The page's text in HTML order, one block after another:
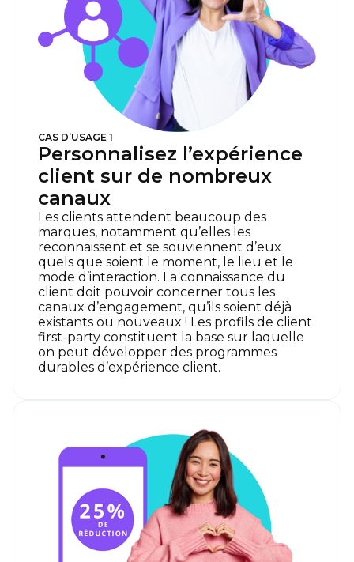
CAS D’USAGE 1
Personnalisez l’expérience
client sur de nombreux
canaux
Les clients attendent beaucoup des
marques, notamment qu’elles les
reconnaissent et se souviennent d’eux
quels que soient le moment, le lieu et le
mode d’interaction. La connaissance du
client doit pouvoir concerner tous les
canaux d’engagement, qu’ils soient déjà
existants ou nouveaux ! Les profils de client
first-party constituent la base sur laquelle
on peut développer des programmes
durables d’expérience client.